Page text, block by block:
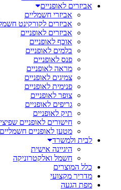
אביזרים לאופניים
אביזרי חשמליים
אביזרים לקורקינט
אביזרים לאופניים
אוכף לאופניים
בלמים לאופניים
פנס לאופניים
מראה לאופניים
צמיגים לאופניים
פנימית לאופניים
צופר לאופניים
גריפים לאופניים
תיק לאופניים
חישורים לאופניים
מטען לאופניים חשמליים
לבית ולמשרד
היגיינה אישית
חשמל ואלקטרוניקה
כלל המוצרים
מדריך מקצועי
מפת הגעה